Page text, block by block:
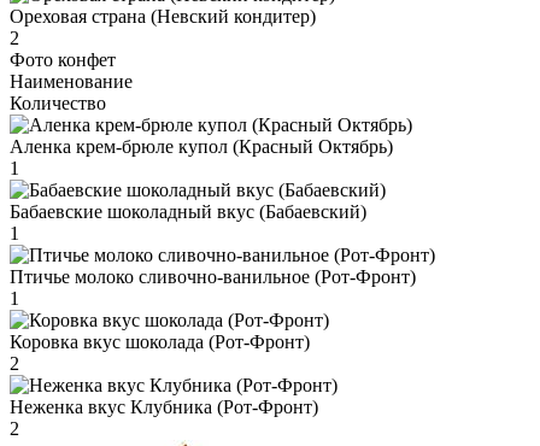
Ореховая страна (Невский кондитер)
2
Фото конфет
Наименование
Количество
Аленка крем-брюле купол (Красный Октябрь)
1
Бабаевские шоколадный вкус (Бабаевский)
1
Птичье молоко сливочно-ванильное (Рот-Фронт)
1
Коровка вкус шоколада (Рот-Фронт)
2
Неженка вкус Клубника (Рот-Фронт)
2